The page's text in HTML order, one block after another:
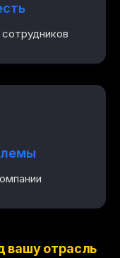
вашу отрасль